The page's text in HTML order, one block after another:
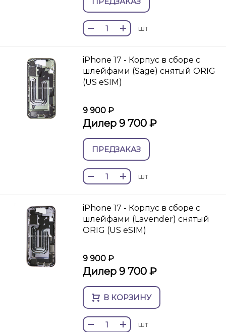
шт
iPhone 17 - Корпус в сборе с
шлейфами (Sage) снятый ORIG
(US eSIM)
9 900 ₽
Дилер 9 700 ₽
ПРЕДЗАКАЗ
шт
iPhone 17 - Корпус в сборе с
шлейфами (Lavender) снятый
ORIG (US eSIM)
9 900 ₽
Дилер 9 700 ₽
В КОРЗИНУ
шт